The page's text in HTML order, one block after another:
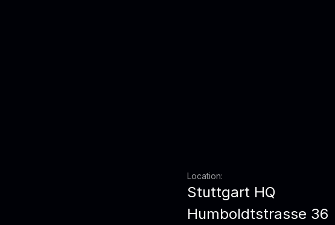
Location:
Stuttgart HQ
Humboldtstrasse 36